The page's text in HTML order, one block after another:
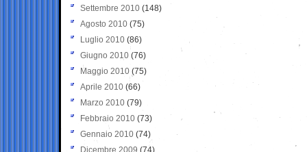
Settembre 2010 (148)
Agosto 2010 (75)
Luglio 2010 (86)
Giugno 2010 (76)
Maggio 2010 (75)
Aprile 2010 (66)
Marzo 2010 (79)
Febbraio 2010 (73)
Gennaio 2010 (74)
Dicembre 2009 (74)